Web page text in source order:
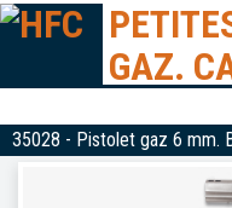
GAZ.
35028 - Pistolet gaz 6 mm.